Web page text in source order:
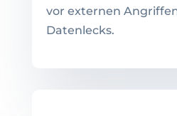
vor externen
Datenlecks.